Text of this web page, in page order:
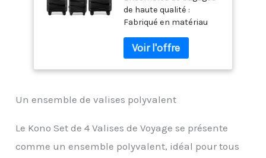
de haute qualité :
Fabriqué en matériau
coques rigides, ce qui
rend les bagages plus
durables, légers et
surface texturée
restent belles après un
voyage; Par rapport à
Un ensemble de valises polyvalent
Le Kono Set de 4 Valises de Voyage se présente
comme un ensemble polyvalent, idéal pour tous